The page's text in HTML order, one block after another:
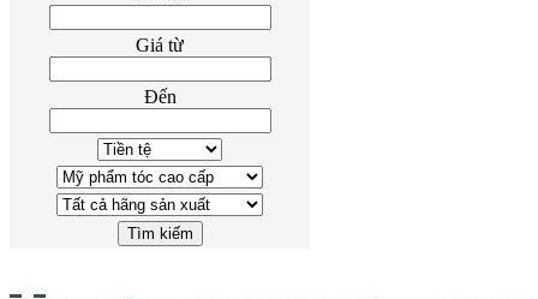
Giá từ
Đến